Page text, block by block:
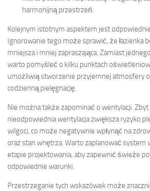
harmonijną przestrzeń.
Kolejnym istotnym aspektem jest
Ignorowanie tego może sprawić, że łazienka
mniejsza i mniej zapraszająca. Zamiast
warto pomyśleć o kilku punktach
umożliwią stworzenie przyjemnej atmosfery
codzienną pielęgnację.
Nie można także zapominać o wentylacji. Zbyt
nieodpowiednia wentylacja zwiększa ryzyko
wilgoci, co może negatywnie wpłynąć na
oraz stan wnętrza. Warto zaplanować system
etapie projektowania, aby zapewnić świeże
odpowiednie warunki.
Przestrzeganie tych wskazówek może